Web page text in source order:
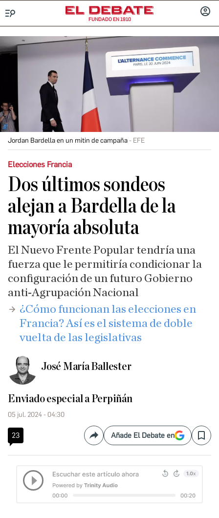
FUNDADO EN 1910
Jordan Bardella en un mitin de campaña EFE
Elecciones Francia
Dos últimos sondeos
alejan a Bardella de la
mayoría absoluta
El Nuevo Frente Popular tendría una
fuerza que le permitiría condicionar la
configuración de un futuro Gobierno
anti-Agrupación Nacional
¿Cómo funcionan las elecciones en
Francia? Así es el sistema de doble
vuelta de las legislativas
José María Ballester
Enviado especial a Perpiñán
05 jul. 2024 - 04:30
23 CompartirAñade El Debate en Save